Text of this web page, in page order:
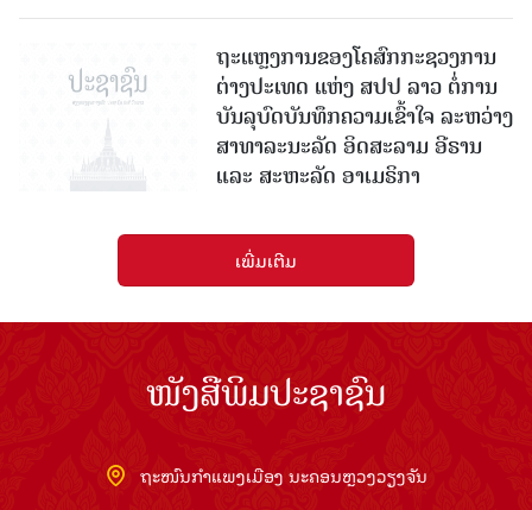
ຕ່າງປະເທດ ແຫ່ງ ສປປ ລາວ ຕໍ່ການ
ບັນລຸບົດບັນທຶກຄວາມເຂົ້າໃຈ ລະຫວ່າງ
ສາທາລະນະລັດ ອິດສະລາມ ອີຣານ
ແລະ ສະຫະລັດ ອາເມຣິກາ
ໜັງສືພິມປະຊາຊົນ
ຖະໜົນກຳແພງເມືອງ ນະຄອນຫຼວງວຽງຈັນ